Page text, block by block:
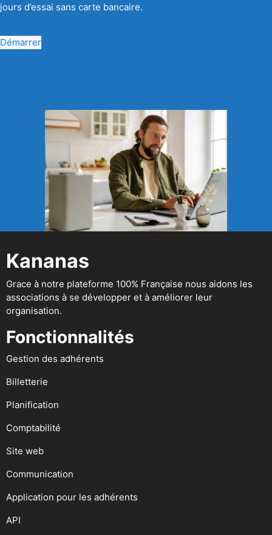
jours d’essai sans carte bancaire.
Démarrer
Kananas
Grace à notre plateforme 100% Française nous aidons les
associations à se développer et à améliorer leur
organisation.
Fonctionnalités
Gestion des adhérents
Billetterie
Planification
Comptabilité
Site web
Communication
Application pour les adhérents
API